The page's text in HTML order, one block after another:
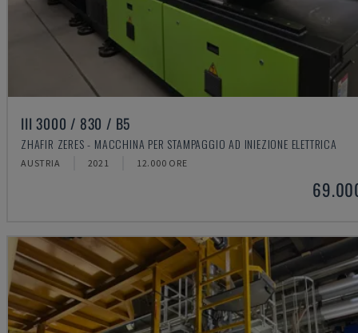
III 3000 / 830 / B5
ZHAFIR ZERES - MACCHINA PER STAMPAGGIO AD INIEZIONE ELETTRICA
AUSTRIA 2021 12.000 ORE